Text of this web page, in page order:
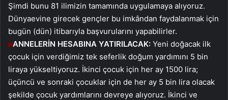
Şimdi bunu 81 ilimizin tamamında uygulamaya alıyoruz.
Dünyaevine girecek gençler bu imkândan faydalanmak için
bugün (dün) itibarıyla başvurularını yapabilirler.
ANNELERİN HESABINA YATIRILACAK: Yeni doğacak ilk
çocuk için verdiğimiz tek seferlik doğum yardımını 5 bin
liraya yükseltiyoruz. İkinci çocuk için her ay 1500 lira;
üçüncü ve sonraki çocuklar için de her ay 5 bin lira olacak
şekilde çocuk yardımlarını devreye alıyoruz. İkinci ve